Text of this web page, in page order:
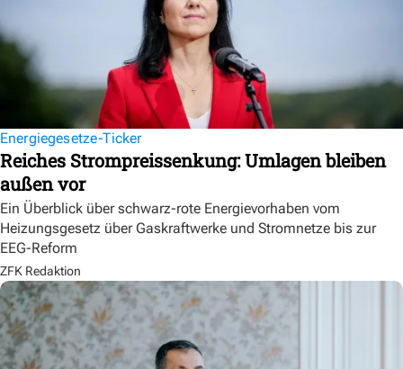
Energiegesetze-Ticker
Reiches Strompreissenkung: Umlagen bleiben
außen vor
Ein Überblick über schwarz-rote Energievorhaben vom
Heizungsgesetz über Gaskraftwerke und Stromnetze bis zur
EEG-Reform
ZFK Redaktion